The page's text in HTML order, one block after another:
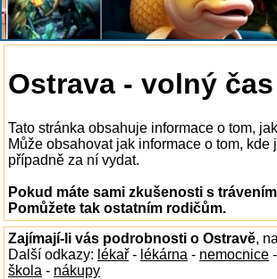
Ostrava - volný čas
Tato stránka obsahuje informace o tom,
Může obsahovat jak informace o tom,
případně za ní vydat.
Pokud máte sami zkušenosti s
Pomůžete tak ostatním rodičům.
Zajímají-li vás podrobnosti o Ostravě,
Další odkazy: lékař - lékárna - nemocnice -
škola - nákupy